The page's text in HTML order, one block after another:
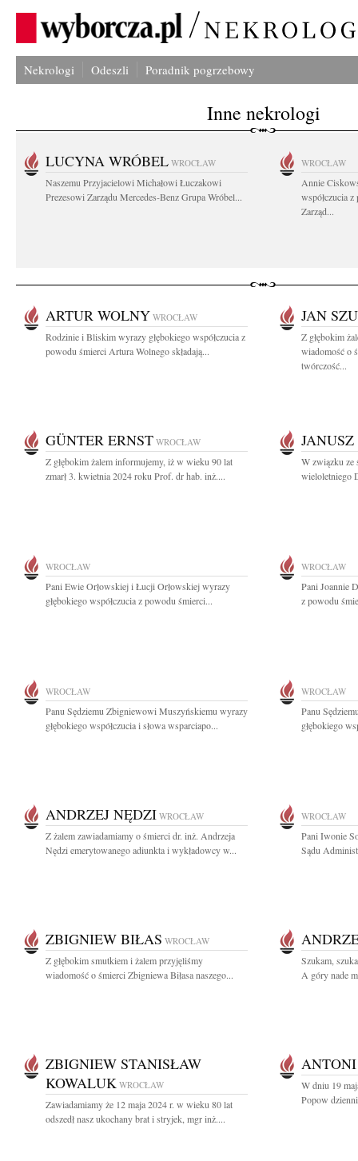
Nekrologi Odeszli Poradnik pogrzebowy
Inne nekrologi
LUCYNA WRÓBEL WROCŁAW
Naszemu Przyjacielowi Michałowi Łuczakowi
Prezesowi Zarządu Mercedes-Benz Grupa Wróbel...
WROCŁAW
Annie
współczucia
Zarząd...
ARTUR WOLNY WROCŁAW
Rodzinie i Bliskim wyrazy głębokiego współczucia z
powodu śmierci Artura Wolnego składają...
JAN
Z głębokim
wiadomość o
twórczość...
GÜNTER ERNST WROCŁAW
Z głębokim żalem informujemy, iż w wieku 90 lat
zmarł 3. kwietnia 2024 roku Prof. dr hab. inż....
JANUSZ
W związku ze
wieloletniego
WROCŁAW
Pani Ewie Orłowskiej i Łucji Orłowskiej wyrazy
głębokiego współczucia z powodu śmierci...
WROCŁAW
Pani Joannie
z powodu
WROCŁAW
Panu Sędziemu Zbigniewowi Muszyńskiemu wyrazy
głębokiego współczucia i słowa wsparciapo...
WROCŁAW
Panu
głębokiego
ANDRZEJ NĘDZI WROCŁAW
Z żalem zawiadamiamy o śmierci dr. inż. Andrzeja
Nędzi emerytowanego adiunkta i wykładowcy w...
WROCŁAW
Pani Iwonie
Sądu
ZBIGNIEW BIŁAS WROCŁAW
Z głębokim smutkiem i żalem przyjęliśmy
wiadomość o śmierci Zbigniewa Biłasa naszego...
Szukam,
A góry nade
ZBIGNIEW STANISŁAW
KOWALUK WROCŁAW
Zawiadamiamy że 12 maja 2024 r. w wieku 80 lat
odszedł nasz ukochany brat i stryjek, mgr inż....
ANTONI
W dniu 19
Popow